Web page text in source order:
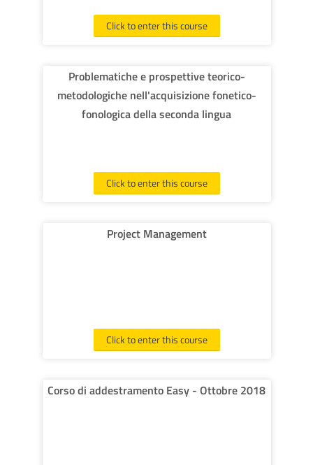
Click to enter this course
Problematiche e prospettive teorico-
metodologiche nell'acquisizione fonetico-
fonologica della seconda lingua
Click to enter this course
Project Management
Click to enter this course
Corso di addestramento Easy - Ottobre 2018